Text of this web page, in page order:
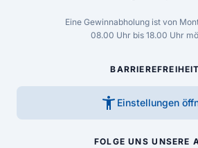
Eine Gewinnabholung ist von
08.00 Uhr bis 18.00 Uhr
BARRIEREFREIHEIT
accessibility_new Einstellungen
FOLGE UNS UNSERE